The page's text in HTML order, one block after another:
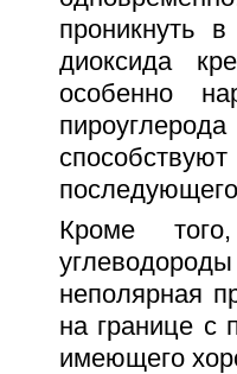
проникнуть
диоксида
особенно
Кроме
неполярная
на границе с
имеющего